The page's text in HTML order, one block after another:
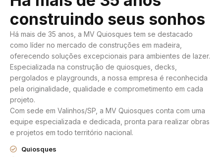
construindo seus sonhos
Há mais de 35 anos, a MV Quiosques tem se destacado
como líder no mercado de construções em madeira,
oferecendo soluções excepcionais para ambientes de lazer.
Especializada na construção de quiosques, decks,
pergolados e playgrounds, a nossa empresa é reconhecida
pela originalidade, qualidade e comprometimento em cada
projeto.
Com sede em Valinhos/SP, a MV Quiosques conta com uma
equipe especializada e dedicada, pronta para realizar obras
e projetos em todo território nacional.
Quiosques